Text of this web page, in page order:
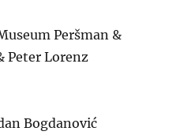
Peršman &
Peter Lorenz
Bogdanović